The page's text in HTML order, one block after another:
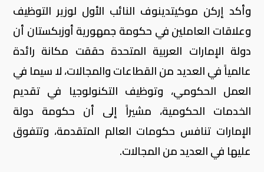
وأكد إركن موكيتدينوف النائب الأول لوزير التوظيف
وعلاقات العاملين في حكومة جمهورية أوزبكستان أن
دولة الإمارات العربية المتحدة حققت مكانة رائدة
عالمياً في العديد من القطاعات والمجالات، لا سيما في
العمل الحكومي، وتوظيف التكنولوجيا في تقديم
الخدمات الحكومية، مشيراً إلى أن حكومة دولة
الإمارات تنافس حكومات العالم المتقدمة، وتتفوق
عليها في العديد من المجالات.